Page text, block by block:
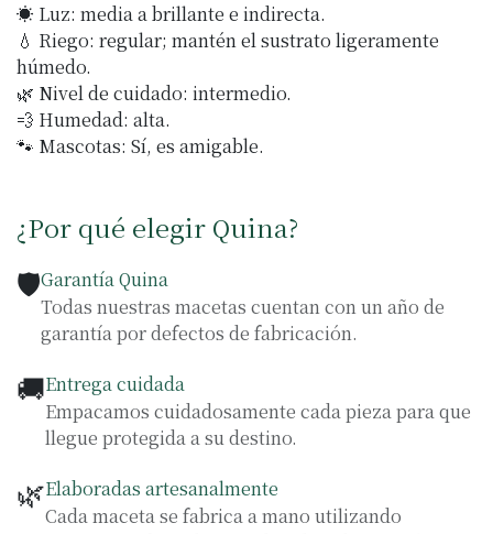
☀️ Luz: media a brillante e indirecta.
💧 Riego: regular; mantén el sustrato ligeramente
húmedo.
🌿 Nivel de cuidado: intermedio.
💨 Humedad: alta.
🐾 Mascotas: Sí, es amigable.
¿Por qué elegir Quina?
🛡️Garantía Quina
Todas nuestras macetas cuentan con un año de
garantía por defectos de fabricación.
🚚Entrega cuidada
Empacamos cuidadosamente cada pieza para que
llegue protegida a su destino.
🌿Elaboradas artesanalmente
Cada maceta se fabrica a mano utilizando